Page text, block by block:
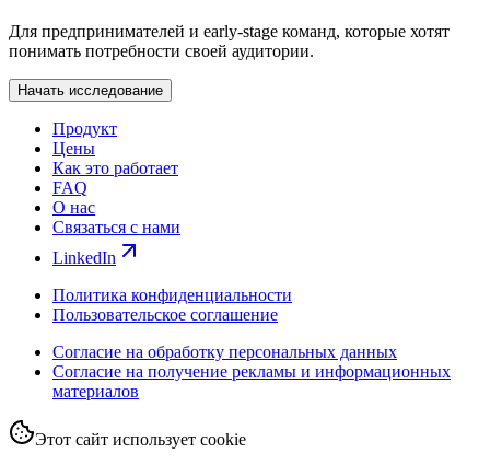
Для предпринимателей и early-stage команд, которые хотят
понимать потребности своей аудитории.
Начать исследование
Продукт
Цены
Как это работает
FAQ
О нас
Связаться с нами
LinkedIn
Политика конфиденциальности
Пользовательское соглашение
Согласие на обработку персональных данных
Согласие на получение рекламы и информационных
материалов
Этот сайт использует cookie